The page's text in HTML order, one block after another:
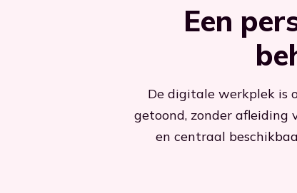
Een
De digitale werkplek is
getoond, zonder afleiding
en centraal